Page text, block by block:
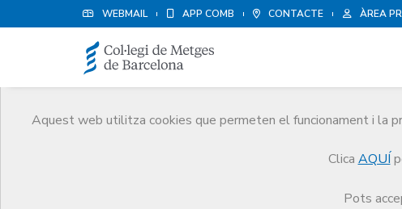
WEBMAIL APP COMB CONTACTE ÀREA
Aquest web utilitza cookies que permeten el funcionament i la
Clica AQUÍ
Pots
Guardonat Edició 2014